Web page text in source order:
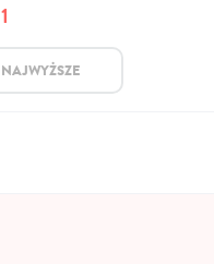
1
NAJWYŻSZE